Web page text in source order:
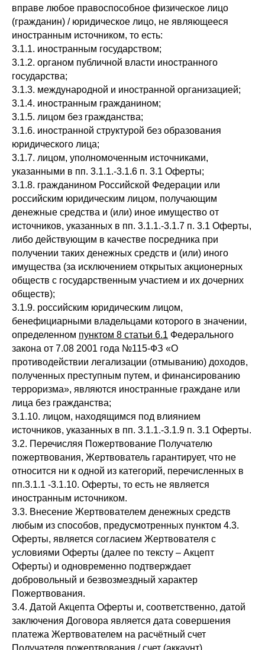
вправе любое правоспособное физическое лицо
(гражданин) / юридическое лицо, не являющееся
иностранным источником, то есть:
3.1.1. иностранным государством;
3.1.2. органом публичной власти иностранного
государства;
3.1.3. международной и иностранной организацией;
3.1.4. иностранным гражданином;
3.1.5. лицом без гражданства;
3.1.6. иностранной структурой без образования
юридического лица;
3.1.7. лицом, уполномоченным источниками,
указанными в пп. 3.1.1.-3.1.6 п. 3.1 Оферты;
3.1.8. гражданином Российской Федерации или
российским юридическим лицом, получающим
денежные средства и (или) иное имущество от
источников, указанных в пп. 3.1.1.-3.1.7 п. 3.1 Оферты,
либо действующим в качестве посредника при
получении таких денежных средств и (или) иного
имущества (за исключением открытых акционерных
обществ с государственным участием и их дочерних
обществ);
3.1.9. российским юридическим лицом,
бенефициарными владельцами которого в значении,
определенном пунктом 8 статьи 6.1 Федерального
закона от 7.08 2001 года №115-ФЗ «О
противодействии легализации (отмыванию) доходов,
полученных преступным путем, и финансированию
терроризма», являются иностранные граждане или
лица без гражданства;
3.1.10. лицом, находящимся под влиянием
источников, указанных в пп. 3.1.1.-3.1.9 п. 3.1 Оферты.
3.2. Перечисляя Пожертвование Получателю
пожертвования, Жертвователь гарантирует, что не
относится ни к одной из категорий, перечисленных в
пп.3.1.1 -3.1.10. Оферты, то есть не является
иностранным источником.
3.3. Внесение Жертвователем денежных средств
любым из способов, предусмотренных пунктом 4.3.
Оферты, является согласием Жертвователя с
условиями Оферты (далее по тексту – Акцепт
Оферты) и одновременно подтверждает
добровольный и безвозмездный характер
Пожертвования.
3.4. Датой Акцепта Оферты и, соответственно, датой
заключения Договора является дата совершения
платежа Жертвователем на расчётный счет
Получателя пожертвования / счет (аккаунт)